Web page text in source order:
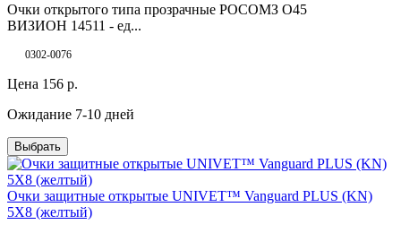
Очки открытого типа прозрачные РОСОМЗ О45
ВИЗИОН 14511 - ед...
0302-0076
Цена 156 р.
Ожидание 7-10 дней
Выбрать
Очки защитные открытые UNIVET™ Vanguard PLUS (KN)
5X8 (желтый)